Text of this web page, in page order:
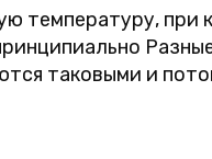
температуру, при
таковыми и